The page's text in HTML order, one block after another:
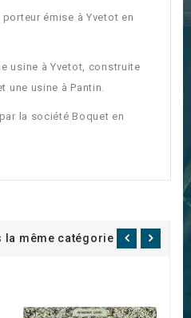
émise à Yvetot en
usine à Yvetot, construite
une usine à Pantin.
la société Boquet en
même catégorie :